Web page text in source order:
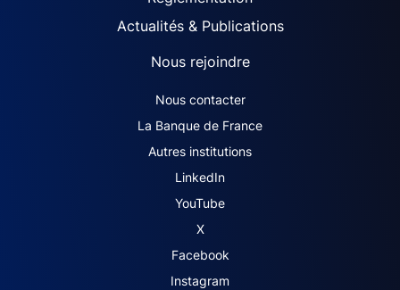
Actualités & Publications
Nous rejoindre
ACPR footer secondary menu (French)
Nous contacter
La Banque de France
Autres institutions
LinkedIn
YouTube
X
Facebook
Instagram